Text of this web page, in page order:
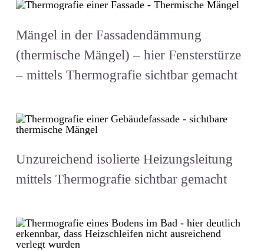
Mängel in der Fassadendämmung
(thermische Mängel) – hier Fensterstürze
– mittels Thermografie sichtbar gemacht
Unzureichend isolierte Heizungsleitung
mittels Thermografie sichtbar gemacht